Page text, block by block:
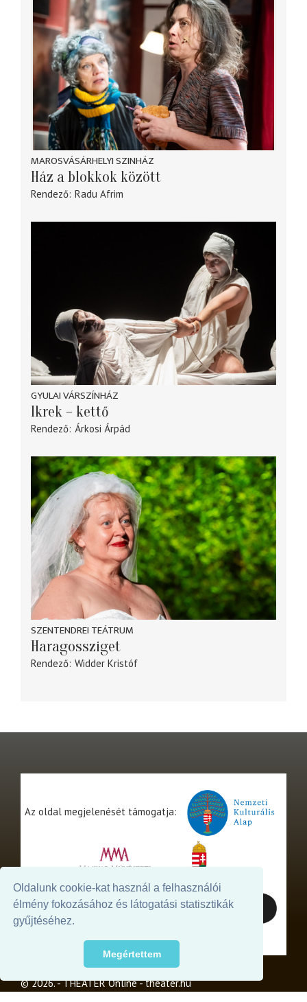
Oldalunk cookie-kat használ a felhasználói
élmény fokozásához és látogatási statisztikák
gyűjtéséhez.
Megértettem
MAROSVÁSÁRHELYI SZINHÁZ
Ház a blokkok között
Rendező Radu Afrim
GYULAI VÁRSZÍNHÁZ
Ikrek – kettő
Rendező Árkosi Árpád
SZENTENDREI TEÁTRUM
Haragossziget
Rendező Widder Kristóf
Az oldal megjelenését támogatja:
© 2026. - THEATER Online -theater.hu